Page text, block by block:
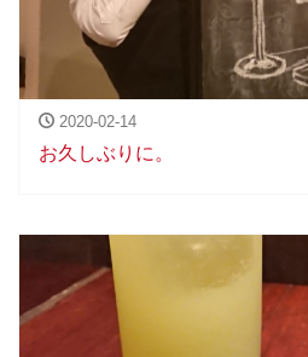
2020-02-14
お久しぶりに。